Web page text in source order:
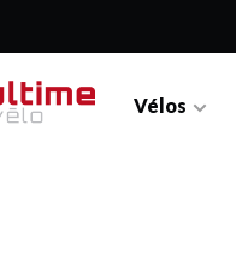
Vélos